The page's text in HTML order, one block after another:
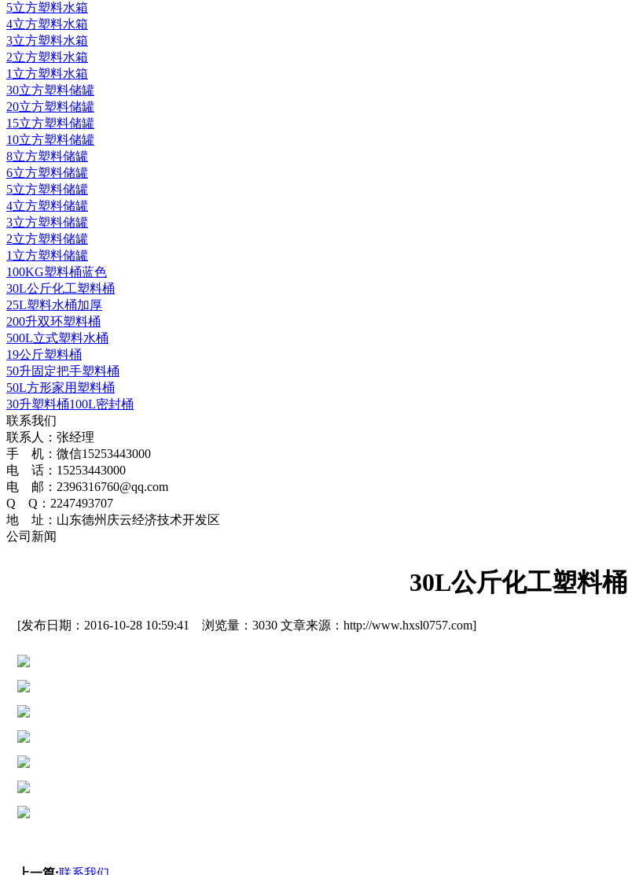
5立方塑料水箱
4立方塑料水箱
3立方塑料水箱
2立方塑料水箱
1立方塑料水箱
30立方塑料储罐
20立方塑料储罐
15立方塑料储罐
10立方塑料储罐
8立方塑料储罐
6立方塑料储罐
5立方塑料储罐
4立方塑料储罐
3立方塑料储罐
2立方塑料储罐
1立方塑料储罐
100KG塑料桶蓝色
30L公斤化工塑料桶
25L塑料水桶加厚
200升双环塑料桶
500L立式塑料水桶
19公斤塑料桶
50升固定把手塑料桶
50L方形家用塑料桶
30升塑料桶100L密封桶
联系我们
联系人：张经理
手 机：微信15253443000
电 话：15253443000
电 邮：2396316760@qq.com
Q Q：2247493707
地 址：山东德州庆云经济技术开发区
公司新闻
30L公斤化工塑料桶
[发布日期：2016-10-28 10:59:41 浏览量：3030 文章来源：http://www.hxsl0757.com]